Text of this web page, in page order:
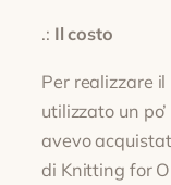
.: Il costo
Per realizzare
utilizzato un
avevo
di Knitting for